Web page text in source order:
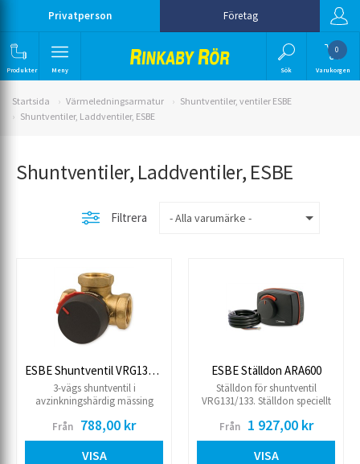
Privatperson Företag
Produkter Meny Sök
0
Varukorgen
Startsida Värmeledningsarmatur
Shuntventiler, ventiler ESBE
Shuntventiler, Laddventiler, ESBE
Shuntventiler, Laddventiler, ESBE
Filtrera
ESBE Shuntventil VRG131/133
3-vägs shuntventil i
avzinkningshärdig mässing
anslutning. ESBE shuntventil
serie VRG130 är lämplig för
såväl blandning som
Från 788,00 kr
VISA
ESBE Ställdon ARA600
Ställdon för shuntventil
VRG131/133. Ställdon speciellt
ESBE shunt- och
fördelningsventiler DN 15-50.
Shuntventilen kan enkelt
Från 1 927,00 kr
VISA